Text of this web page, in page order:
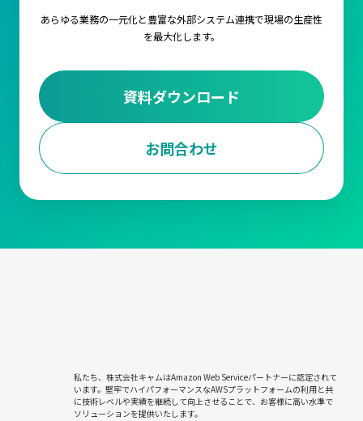
あらゆる業務の一元化と豊富な外部システム連携で現場の生産性
を最大化します。
資料ダウンロード
お問合わせ
私たち、株式会社キャムはAmazon Web Serviceパートナーに認定されて
います。堅牢でハイパフォーマンスなAWSプラットフォームの利用と共
に技術レベルや実績を継続して向上させることで、お客様に高い水準で
ソリューションを提供いたします。